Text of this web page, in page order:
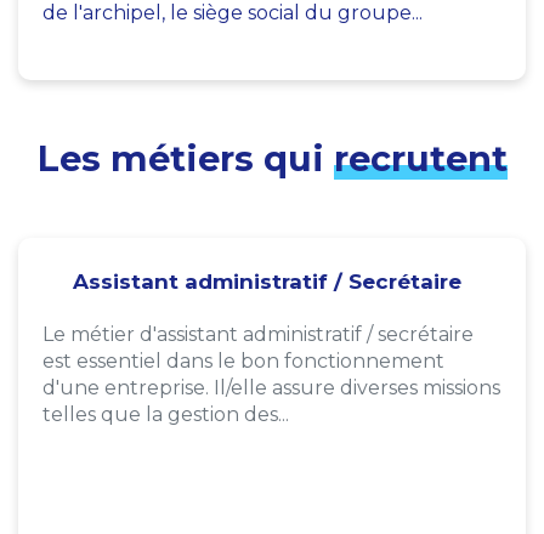
de l'archipel, le siège social du groupe...
Les métiers qui recrutent
Assistant administratif / Secrétaire
Le métier d'assistant administratif / secrétaire
est essentiel dans le bon fonctionnement
d'une entreprise. Il/elle assure diverses missions
telles que la gestion des...